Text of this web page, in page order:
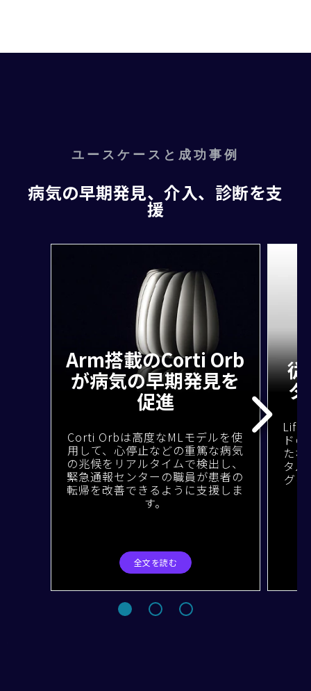
ユースケースと成功事例
病気の早期発見、介入、診断を支
援
Arm搭載のCorti Orb
が病気の早期発見を
促進
Corti Orbは高度なMLモデルを使
用して、心停止などの重篤な病気
の兆候をリアルタイムで検出し、
緊急通報センターの職員が患者の
転帰を改善できるように支援しま
す。
全文を読む
ド
た
タ
グ